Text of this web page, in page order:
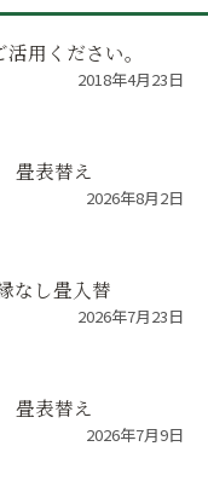
用ください。
2018年4月23日
表替え
2026年8月2日
なし畳入替
2026年7月23日
表替え
2026年7月9日